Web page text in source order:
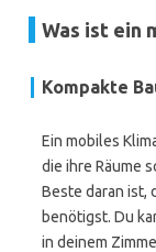
Was ist ein
Kompakte
Ein mobiles
die ihre Räume
Beste daran ist,
benötigst. Du
in deinem